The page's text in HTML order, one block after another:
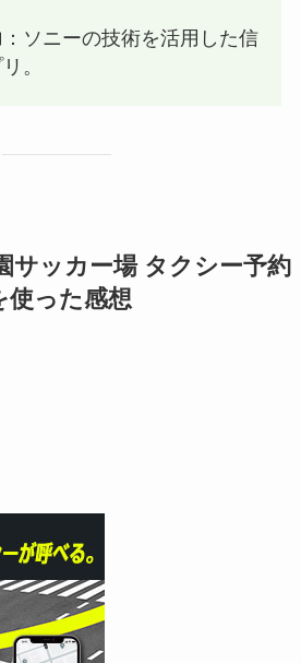
：ソニーの技術を活用した信
。
サッカー場 タクシー予約
使った感想